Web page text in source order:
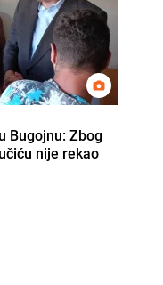
Bugojnu: Zbog
nije rekao